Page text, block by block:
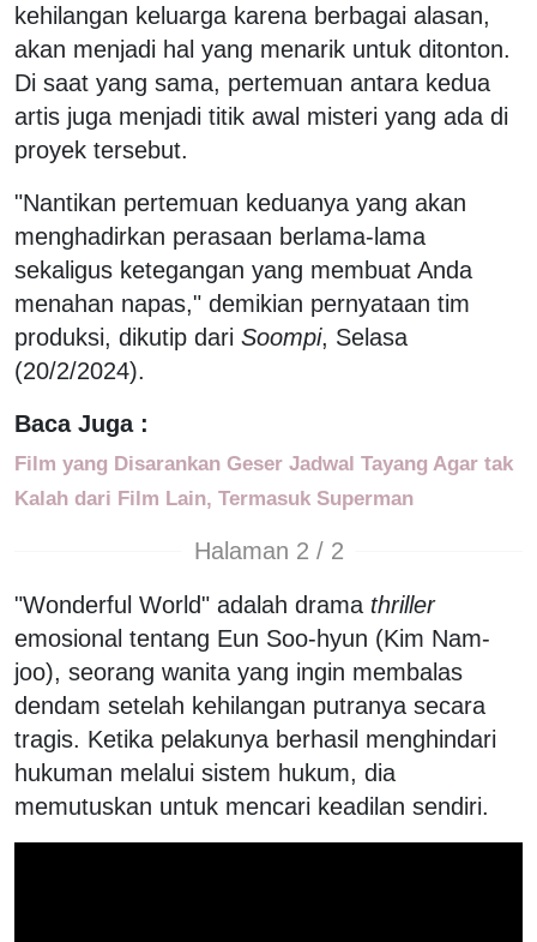
kehilangan keluarga karena berbagai alasan,
akan menjadi hal yang menarik untuk ditonton.
Di saat yang sama, pertemuan antara kedua
artis juga menjadi titik awal misteri yang ada di
proyek tersebut.
"Nantikan pertemuan keduanya yang akan
menghadirkan perasaan berlama-lama
sekaligus ketegangan yang membuat Anda
menahan napas," demikian pernyataan tim
produksi, dikutip dari Soompi, Selasa
(20/2/2024).
Baca Juga :
Film yang Disarankan Geser Jadwal Tayang Agar tak
Kalah dari Film Lain, Termasuk Superman
Halaman 2 / 2
"Wonderful World" adalah drama thriller
emosional tentang Eun Soo-hyun (Kim Nam-
joo), seorang wanita yang ingin membalas
dendam setelah kehilangan putranya secara
tragis. Ketika pelakunya berhasil menghindari
hukuman melalui sistem hukum, dia
memutuskan untuk mencari keadilan sendiri.